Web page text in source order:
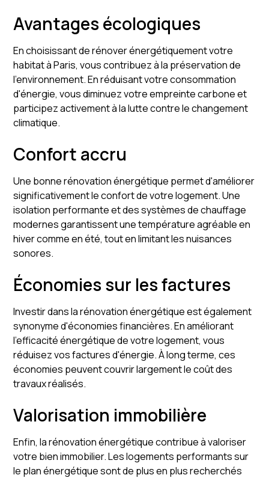
Avantages écologiques
En choisissant de rénover énergétiquement votre
habitat à Paris, vous contribuez à la préservation de
l'environnement. En réduisant votre consommation
d'énergie, vous diminuez votre empreinte carbone et
participez activement à la lutte contre le changement
climatique.
Confort accru
Une bonne rénovation énergétique permet d'améliorer
significativement le confort de votre logement. Une
isolation performante et des systèmes de chauffage
modernes garantissent une température agréable en
hiver comme en été, tout en limitant les nuisances
sonores.
Économies sur les factures
Investir dans la rénovation énergétique est également
synonyme d'économies financières. En améliorant
l'efficacité énergétique de votre logement, vous
réduisez vos factures d'énergie. À long terme, ces
économies peuvent couvrir largement le coût des
travaux réalisés.
Valorisation immobilière
Enfin, la rénovation énergétique contribue à valoriser
votre bien immobilier. Les logements performants sur
le plan énergétique sont de plus en plus recherchés